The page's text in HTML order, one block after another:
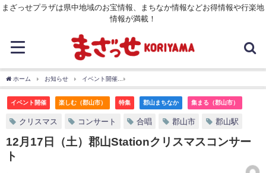
まざっせプラザは県中地域のお宝情報、まちなか情報などお得情報や行楽地
情報が満載！
ホーム お知らせ イベント開催
イベント開催 楽しむ（郡山市） 特集 郡山まちなか 集まる（郡山市）
クリスマス コンサート 合唱 郡山市 郡山駅
12月17日（土）郡山Stationクリスマスコンサー
ト